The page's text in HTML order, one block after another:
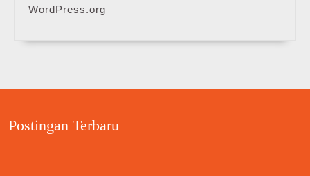
WordPress.org
Postingan Terbaru